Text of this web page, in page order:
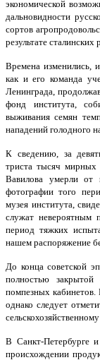
экономической
дальновидности
сортов
результате сталинских
Времена изменились,
как и его команда
Ленинграда,
фонд института,
выживания семян
нападений голодного
К сведению, за
триста тысяч мирных
Вавилова умерли от
фотографии того
музея института,
служат невероятным
период тяжких
нашем распоряжение
До конца советской
полностью
помпезных кабинетов.
однако следует
В Санкт-Петербурге
происхождении